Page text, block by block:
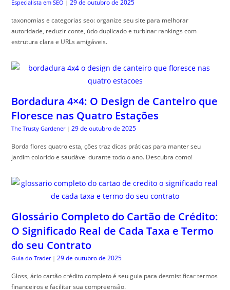
Especialista em SEO | 29 de outubro de 2025
taxonomias e categorias seo: organize seu site para melhorar
autoridade, reduzir conte, údo duplicado e turbinar rankings com
estrutura clara e URLs amigáveis.
Bordadura 4×4: O Design de Canteiro que
Floresce nas Quatro Estações
The Trusty Gardener | 29 de outubro de 2025
Borda flores quatro esta, ções traz dicas práticas para manter seu
jardim colorido e saudável durante todo o ano. Descubra como!
Glossário Completo do Cartão de Crédito:
O Significado Real de Cada Taxa e Termo
do seu Contrato
Guia do Trader | 29 de outubro de 2025
Gloss, ário cartão crédito completo é seu guia para desmistificar termos
financeiros e facilitar sua compreensão.